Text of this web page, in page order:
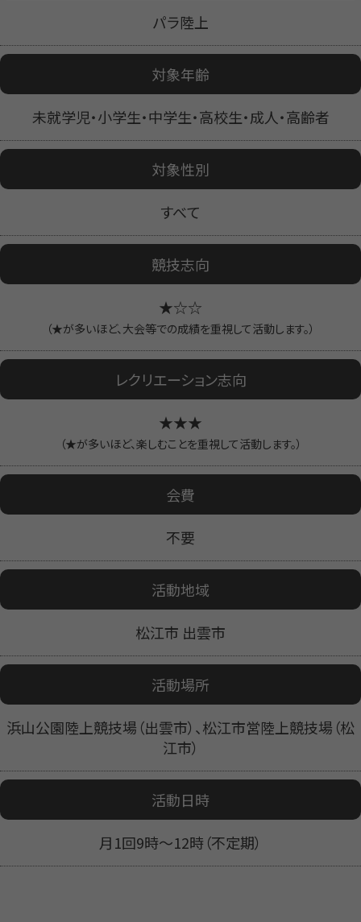
パラ陸上
対象年齢
未就学児・小学生・中学生・高校生・成人・高齢者
対象性別
すべて
競技志向
★☆☆
（★が多いほど、大会等での成績を重視して活動します。）
レクリエーション志向
★★★
（★が多いほど、楽しむことを重視して活動します。）
会費
不要
活動地域
松江市 出雲市
活動場所
浜山公園陸上競技場（出雲市）、松江市営陸上競技場（松
江市）
活動日時
月1回9時〜12時（不定期）